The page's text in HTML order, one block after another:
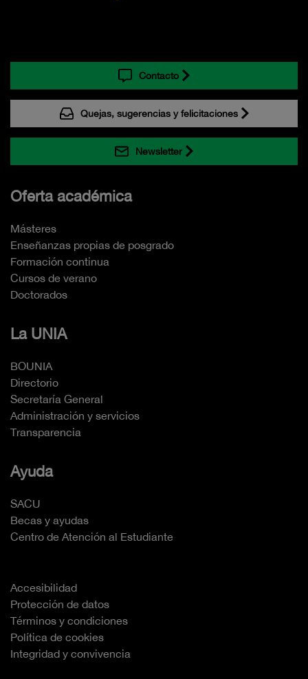
Contacto
Quejas, sugerencias y felicitaciones
Newsletter
Oferta académica
Másteres
Enseñanzas propias de posgrado
Formación continua
Cursos de verano
Doctorados
La UNIA
BOUNIA
Directorio
Secretaría General
Administración y servicios
Transparencia
Ayuda
SACU
Becas y ayudas
Centro de Atención al Estudiante
Accesibilidad
Protección de datos
Términos y condiciones
Política de cookies
Integridad y convivencia